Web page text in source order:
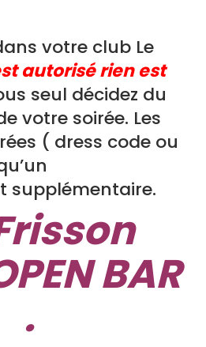
votre club Le
autorisé rien est
seul décidez du
votre soirée. Les
( dress code ou
supplémentaire.
BAR
.